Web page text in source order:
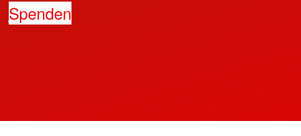
Spenden